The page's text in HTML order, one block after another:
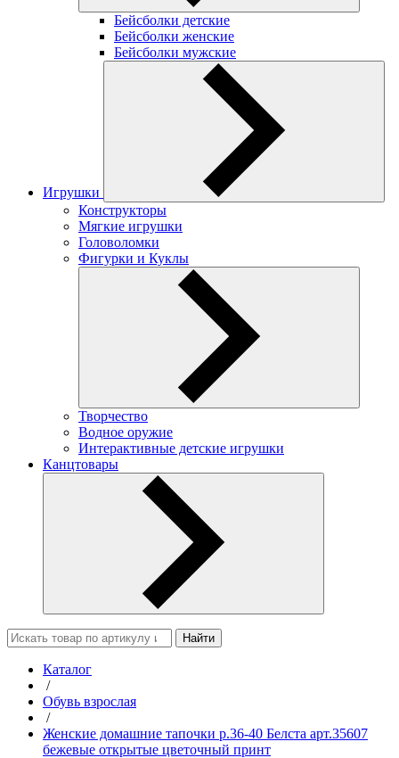
Бейсболки детские
Бейсболки женские
Бейсболки мужские
Игрушки
Конструкторы
Мягкие игрушки
Головоломки
Фигурки и Куклы
Творчество
Водное оружие
Интерактивные детские игрушки
Канцтовары
Найти
Каталог
/
Обувь взрослая
/
Женские домашние тапочки р.36-40 Белста арт.35607
бежевые открытые цветочный принт